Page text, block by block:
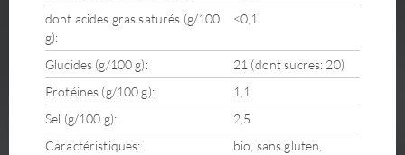
dont acides gras saturés (g/100
g):
<0,1
Glucides (g/100 g):
21 (dont sucres: 20)
Protéines (g/100 g):
1,1
Sel (g/100 g):
2,5
Caractéristiques:
bio, sans gluten,